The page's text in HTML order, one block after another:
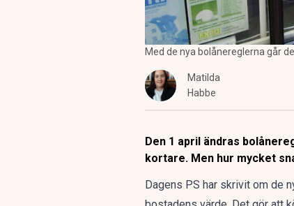
Med de nya bolånereglerna går
Matilda
Habbe
Den 1 april ändras
kortare. Men hur mycket
Dagens PS har skrivit om de